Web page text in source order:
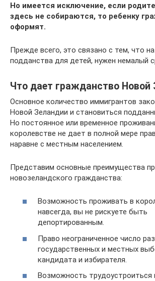
Но имеется исключение, если
здесь не собираются, то ребенку
оформят.
Прежде всего, это связано с тем, что
подданства для детей, нужен немалый
Что дает гражданство Новой
Основное количество иммигрантов
Новой Зеландии и становиться
Но постоянное или временное
королевстве не дает в полной мере
наравне с местным населением.
Представим основные преимущества
новозеландского гражданства:
Возможность проживать в
навсегда, вы не рискуете быть
депортированным.
Право неограниченное число
государственных и местных
кандидата и избирателя.
Возможность трудоустроиться